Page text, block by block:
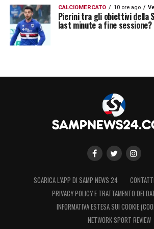
CALCIOMERCATO 10 ore ago
Pierini tra gli obiettivi della
last minute a fine sessione?
SCARICA L’APP DI SAMP NEWS 24 CONTATTI
PRIVACY POLICY E TRATTAMENTO DEI
INFORMATIVA ESTESA SUI COOKIE
NETWORK SPORT REVIEW